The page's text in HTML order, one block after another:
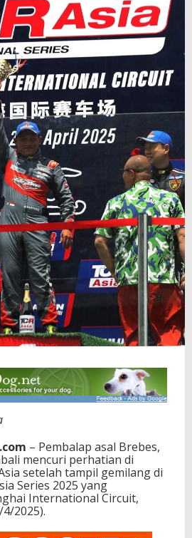
– Pembalap asal Brebes,
mencuri perhatian di
setelah tampil gemilang di
Series 2025 yang
International Circuit,
2025).